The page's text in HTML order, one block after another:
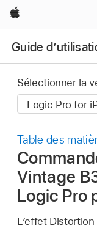
Apple
Guide
Sélectionner la
Table des
Vintage
Logic Pro
L’effet